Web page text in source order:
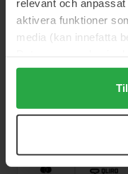
relevant och
aktivera funktioner
media (kan innefatta
Genom att trycka på
alla cookies, medan
användningen av
samt vår
NYHETSBREV
de siste trendene,